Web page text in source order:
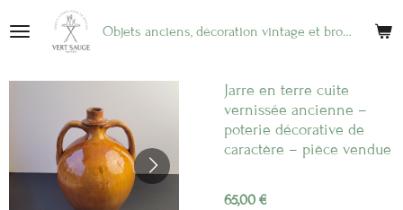
Passer
au
principal
Objets anciens, décoration vintage et brocante en ligne
Jarre en terre cuite
vernissée ancienne –
poterie décorative de
caractère – pièce vendue
65,00 €